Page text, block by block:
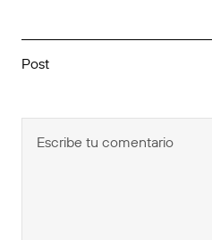
Post